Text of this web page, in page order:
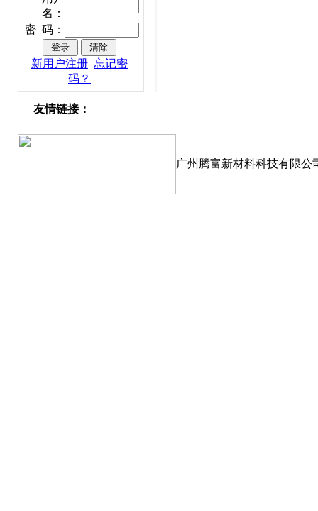
名：
密 码：
新用户注册 忘记密
码？
友情链接：
广州腾富新材料科技有限公